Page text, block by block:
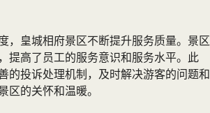
，皇城相府景区不断提升服务质量。景区
提高了员工的服务意识和服务水平。此
的投诉处理机制，及时解决游客的问题和
区的关怀和温暖。